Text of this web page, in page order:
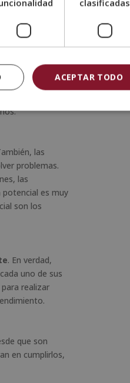
de
música,
las
problemas.
las
es muy
son los
. En verdad,
uno de sus
para realizar
que son
en cumplirlos,
clasificadas
ACEPTAR TODO